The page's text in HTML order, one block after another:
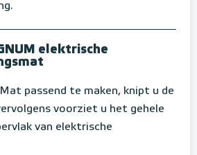
elektrische
passend te maken, knipt u de
voorziet u het gehele
van elektrische